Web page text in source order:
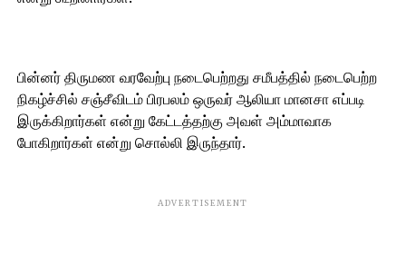
பின்னர் திருமண வரவேற்பு நடைபெற்றது சமீபத்தில் நடைபெற்ற
நிகழ்ச்சில் சஞ்சீவிடம் பிரபலம் ஒருவர் ஆலியா மானசா எப்படி
இருக்கிறார்கள் என்று கேட்டத்தற்கு அவள் அம்மாவாக
போகிறார்கள் என்று சொல்லி இருந்தார்.
ADVERTISEMENT